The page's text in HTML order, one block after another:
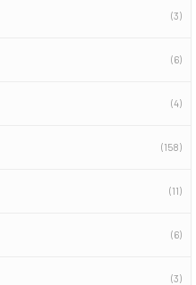
(3)
(6)
(4)
(158)
(11)
(6)
(3)